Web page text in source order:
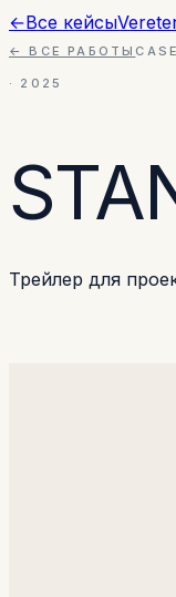
←Все кейсы
← ВСЕ РАБОТЫ
· 2025
Трейлер для